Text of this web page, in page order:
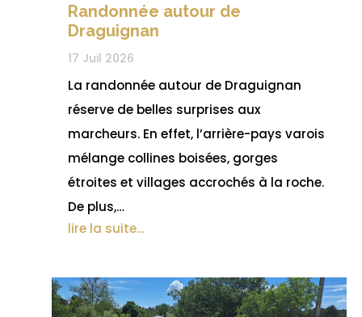
Randonnée autour de
Draguignan
17 Juil 2026
La randonnée autour de Draguignan
réserve de belles surprises aux
marcheurs. En effet, l’arrière-pays varois
mélange collines boisées, gorges
étroites et villages accrochés à la roche.
De plus,…
lire la suite…